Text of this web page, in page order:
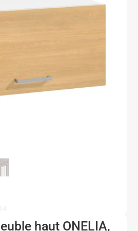
haut ONELIA,